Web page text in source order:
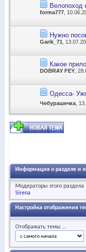
Велопоход
forma777 ,
Нужно
Garik_71 ,
Какое
DOBRAY FEY ,
Одесса-
Чебурашечка ,
Информация о разделе и
Модераторы этого раздела
Sirena
Настройка отображения
Отображать темы ...